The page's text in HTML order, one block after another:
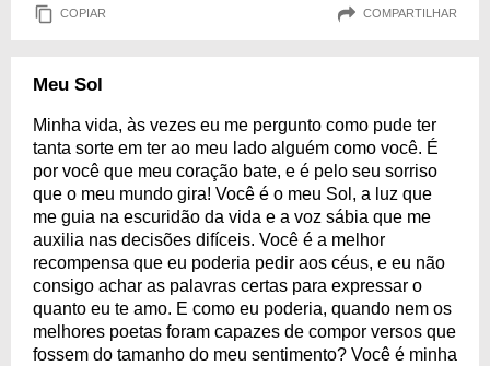
COPIAR COMPARTILHAR
Meu Sol
Minha vida, às vezes eu me pergunto como pude ter
tanta sorte em ter ao meu lado alguém como você. É
por você que meu coração bate, e é pelo seu sorriso
que o meu mundo gira! Você é o meu Sol, a luz que
me guia na escuridão da vida e a voz sábia que me
auxilia nas decisões difíceis. Você é a melhor
recompensa que eu poderia pedir aos céus, e eu não
consigo achar as palavras certas para expressar o
quanto eu te amo. E como eu poderia, quando nem os
melhores poetas foram capazes de compor versos que
fossem do tamanho do meu sentimento? Você é minha